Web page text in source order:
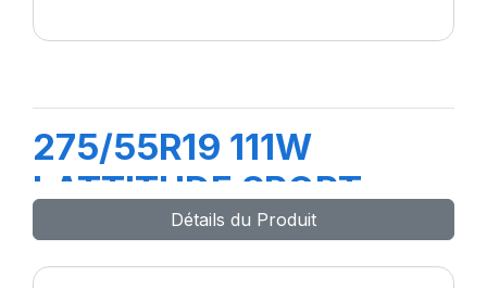
275/55R19 111W
LATTITUDE SPORT
(MO)
Détails du Produit